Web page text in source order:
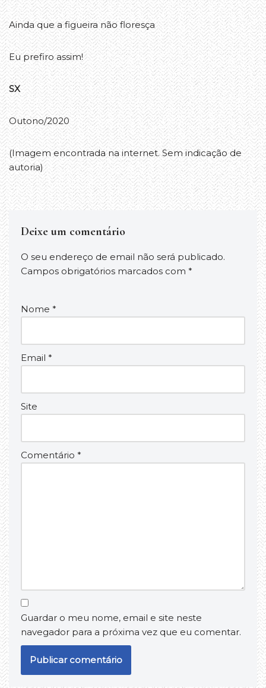
Ainda que a figueira não floresça
Eu prefiro assim!
SX
Outono/2020
(Imagem encontrada na internet. Sem indicação de
autoria)
Deixe um comentário
O seu endereço de email não será publicado.
Campos obrigatórios marcados com *
Nome *
Email *
Site
Comentário *
Guardar o meu nome, email e site neste
navegador para a próxima vez que eu comentar.